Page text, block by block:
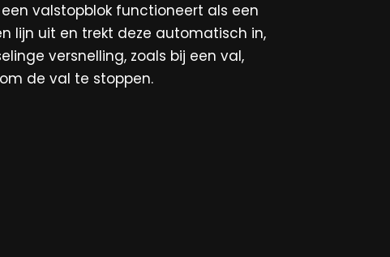
valstopblok functioneert als een
lijn uit en trekt deze automatisch in,
versnelling, zoals bij een val,
de val te stoppen.